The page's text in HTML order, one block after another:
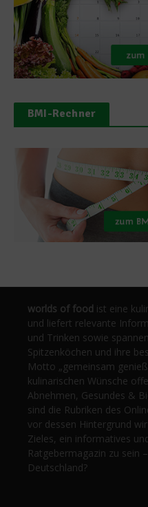
BMI-Rechner
worlds of food ist eine
und liefert relevante
und Trinken sowie
Spitzenköchen und ihre
Motto „gemeinsam
kulinarischen Wünsche
Abnehmen, Gesundes &
sind die Rubriken des
vor dessen Hintergrund
Zieles, ein informatives
Ratgebermagazin zu sein
Deutschland?